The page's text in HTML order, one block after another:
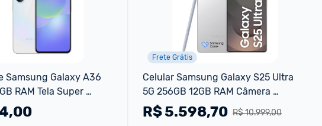
Samsung Galaxy A36
RAM Tela Super
Frete Grátis
Celular Samsung Galaxy S25 Ultra
5G 256GB 12GB RAM Câmera
Quádrupla de 200+50+10+50 Tela
Grande de 6.9" Titânio
R$ 10.999,00
R$5.598,70